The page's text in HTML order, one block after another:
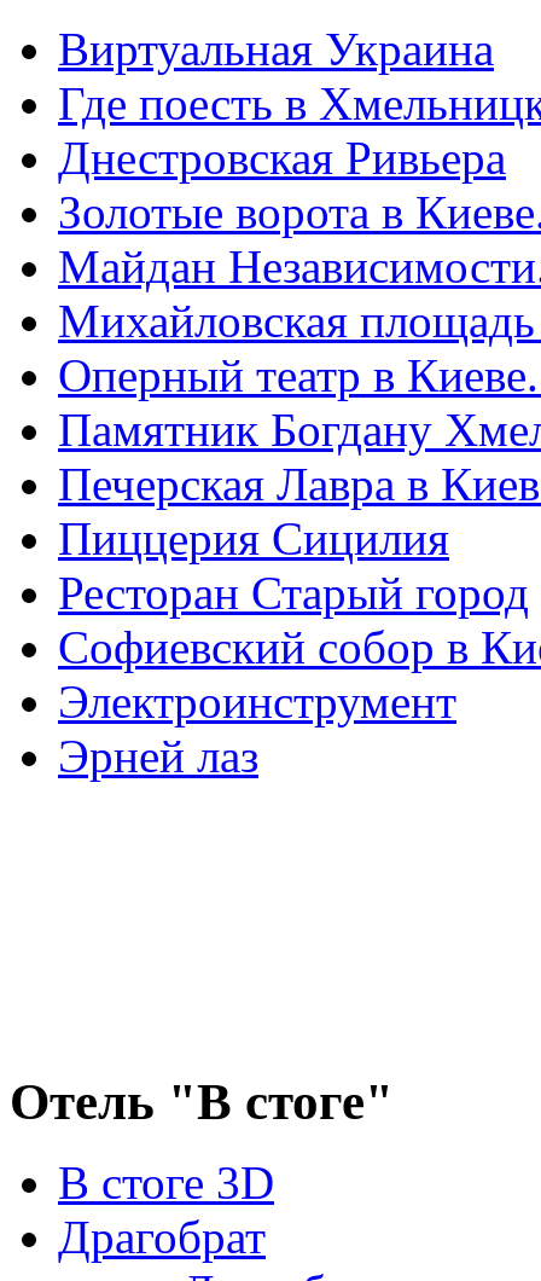
Виртуальная Украина
Где поесть в
Днестровская Ривьера
Золотые ворота в
Майдан
Михайловская
Оперный театр в
Памятник Богдану
Печерская Лавра в
Пиццерия Сицилия
Ресторан Старый город
Софиевский собор в
Электроинструмент
Эрней лаз
Отель "В стоге"
В стоге 3D
Драгобрат